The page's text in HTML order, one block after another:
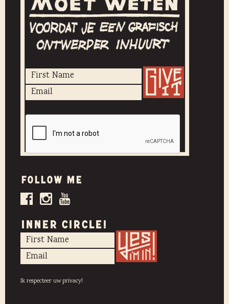
Follow me
INNER CIRCLE!
Ik respecteer uw privacy!